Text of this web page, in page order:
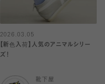
2026.03.05
【新色入荷】人気のアニマルシリー
ズ！
靴下屋